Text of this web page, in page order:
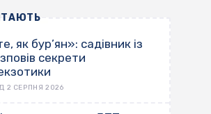
як бур’ян»: садівник із
секрети
2 СЕРПНЯ 2026